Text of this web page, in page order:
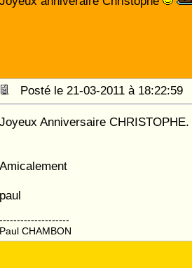
Posté le 21-03-2011 à
Joyeux Anniversaire CHRISTOPHE.
Amicalement
paul
--------------------
Paul CHAMBON